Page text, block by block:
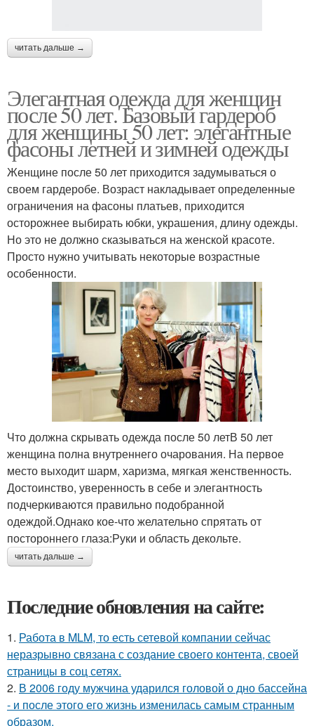
читать дальше →
Элегантная одежда для женщин
после 50 лет. Базовый гардероб
для женщины 50 лет: элегантные
фасоны летней и зимней одежды
Женщине после 50 лет приходится задумываться о
своем гардеробе. Возраст накладывает определенные
ограничения на фасоны платьев, приходится
осторожнее выбирать юбки, украшения, длину одежды.
Но это не должно сказываться на женской красоте.
Просто нужно учитывать некоторые возрастные
особенности.
Что должна скрывать одежда после 50 летВ 50 лет
женщина полна внутреннего очарования. На первое
место выходит шарм, харизма, мягкая женственность.
Достоинство, уверенность в себе и элегантность
подчеркиваются правильно подобранной
одеждой.Однако кое-что желательно спрятать от
постороннего глаза:Руки и область декольте.
читать дальше →
Последние обновления на сайте:
1. Работа в MLM, то есть сетевой компании сейчас
неразрывно связана с создание своего контента, своей
страницы в соц сетях.
2. В 2006 году мужчина ударился головой о дно бассейна
- и после этого его жизнь изменилась самым странным
образом.